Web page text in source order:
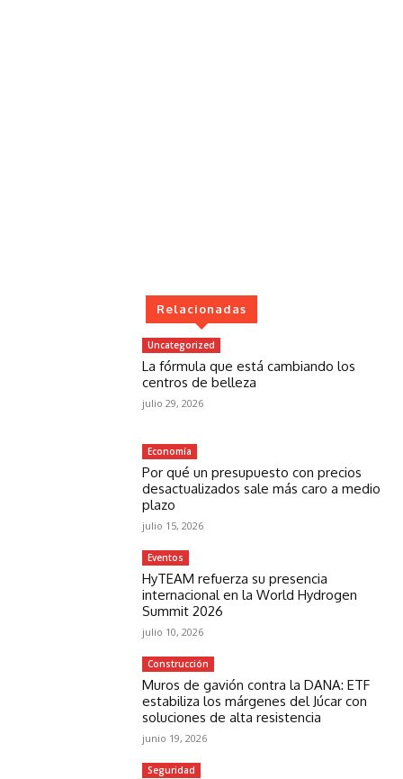
Relacionadas
Uncategorized
La fórmula que está cambiando los
centros de belleza
julio 29, 2026
Economía
Por qué un presupuesto con precios
desactualizados sale más caro a medio
plazo
julio 15, 2026
Eventos
HyTEAM refuerza su presencia
internacional en la World Hydrogen
Summit 2026
julio 10, 2026
Construcción
Muros de gavión contra la DANA: ETF
estabiliza los márgenes del Júcar con
soluciones de alta resistencia
junio 19, 2026
Seguridad